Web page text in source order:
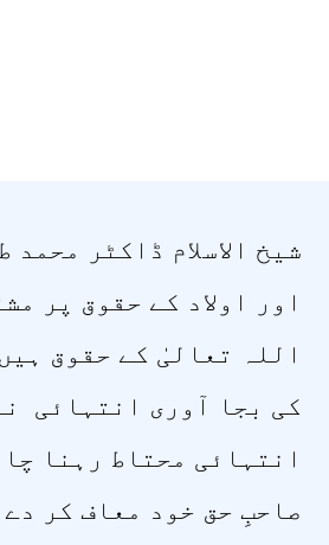
شیخ الاسلام ڈاکٹر
اور اولاد کے حقوق پر
اللہ تعالیٰ کے حقوق
کی بجا آوری انتہائی
انتہائی محتاط رہنا
صاحبِ حق خود معاف کر